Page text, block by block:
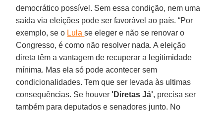
democrático possível. Sem essa condição, nem uma
saída via eleições pode ser favorável ao país. “Por
exemplo, se o Lulase eleger e não se renovar o
Congresso, é como não resolver nada. A eleição
direta têm a vantagem de recuperar a legitimidade
mínima. Mas ela só pode acontecer sem
condicionalidades. Tem que ser levada às ultimas
consequências. Se houver 'Diretas Já', precisa ser
também para deputados e senadores junto. No